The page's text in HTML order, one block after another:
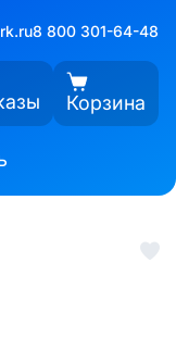
8 800 301-64-48
Корзина